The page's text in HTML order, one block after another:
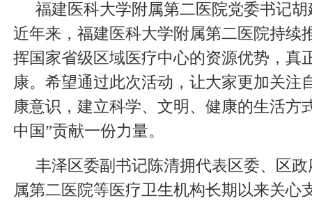
福建医科大学附属第二医院党委书记
近年来，福建医科大学附属第二医院持续
挥国家省级区域医疗中心的资源优势，真
康。希望通过此次活动，让大家更加关注
康意识，建立科学、文明、健康的生活方
中国”贡献一份力量。
丰泽区委副书记陈清拥代表区委、区
属第二医院等医疗卫生机构长期以来关心